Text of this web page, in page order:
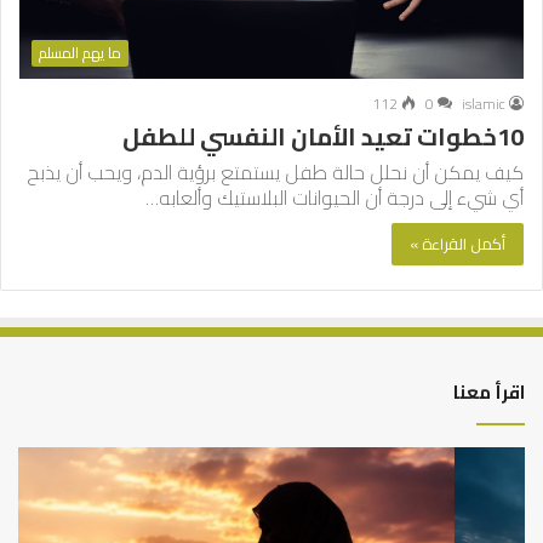
ما يهم المسلم
islamic
0
112
10خطوات تعيد الأمان النفسي للطفل
كيف يمكن أن نحلل حالة طفل يستمتع برؤية الدم، ويحب أن يذبح
أي شيء إلى درجة أن الحيوانات البلاستيك وألعابه…
أكمل القراءة »
اقرأ معنا
كيف
العبادات
شخصية